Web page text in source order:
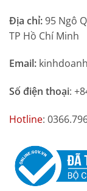
Địa chỉ:95 Ngô
TP Hồ Chí Minh
Email:
Số điện thoại:
Hotline: